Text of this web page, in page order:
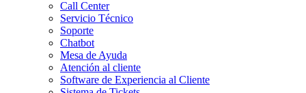
Call Center
Servicio Técnico
Soporte
Chatbot
Mesa de Ayuda
Atención al cliente
Software de Experiencia al Cliente